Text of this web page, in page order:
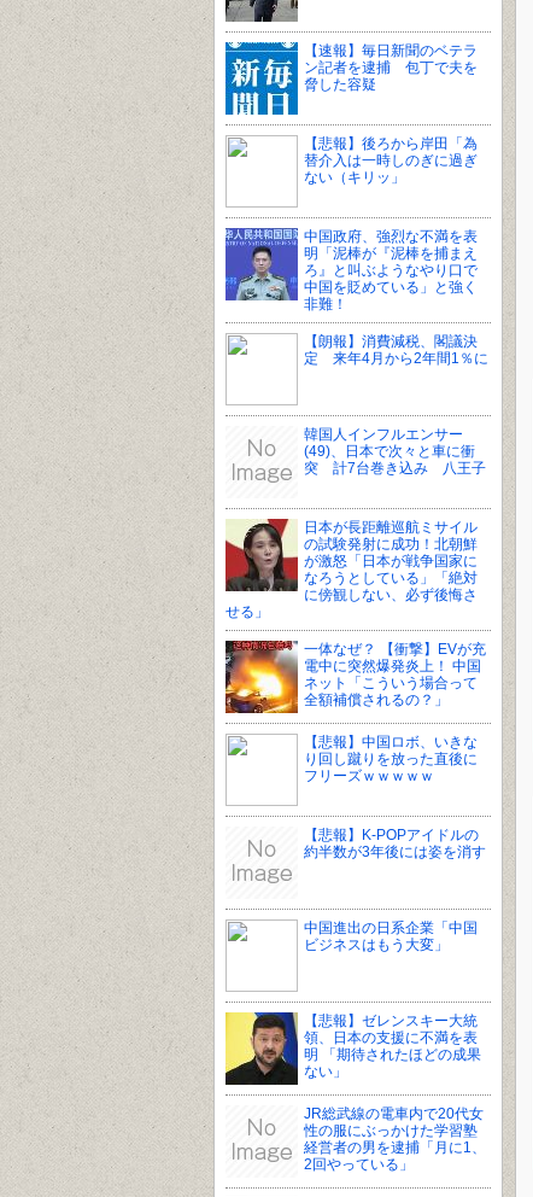
【速報】毎日新聞のベテラ
ン記者を逮捕 包丁で夫を
脅した容疑
【悲報】後ろから岸田「為
替介入は一時しのぎに過ぎ
ない（キリッ」
中国政府、強烈な不満を表
明「泥棒が『泥棒を捕まえ
ろ』と叫ぶようなやり口で
中国を貶めている」と強く
非難！
【朗報】消費減税、閣議決
定 来年4月から2年間1％に
韓国人インフルエンサー
(49)、日本で次々と車に衝
突 計7台巻き込み 八王子
日本が長距離巡航ミサイル
の試験発射に成功！北朝鮮
が激怒「日本が戦争国家に
なろうとしている」「絶対
に傍観しない、必ず後悔さ
せる」
一体なぜ？ 【衝撃】EVが充
電中に突然爆発炎上！ 中国
ネット「こういう場合って
全額補償されるの？」
【悲報】中国ロボ、いきな
り回し蹴りを放った直後に
フリーズｗｗｗｗｗ
【悲報】K-POPアイドルの
約半数が3年後には姿を消す
中国進出の日系企業「中国
ビジネスはもう大変」
【悲報】ゼレンスキー大統
領、日本の支援に不満を表
明 「期待されたほどの成果
ない」
JR総武線の電車内で20代女
性の服にぶっかけた学習塾
経営者の男を逮捕「月に1、
2回やっている」